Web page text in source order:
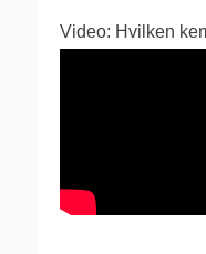
Video: Hvilken